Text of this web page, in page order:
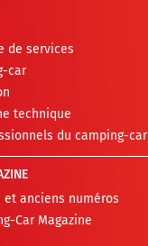
de services
car
technique
du camping-car
et anciens numéros
Car Magazine